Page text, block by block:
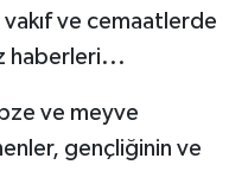
ve cemaatlerde
haberleri...
ve meyve
gençliğinin ve